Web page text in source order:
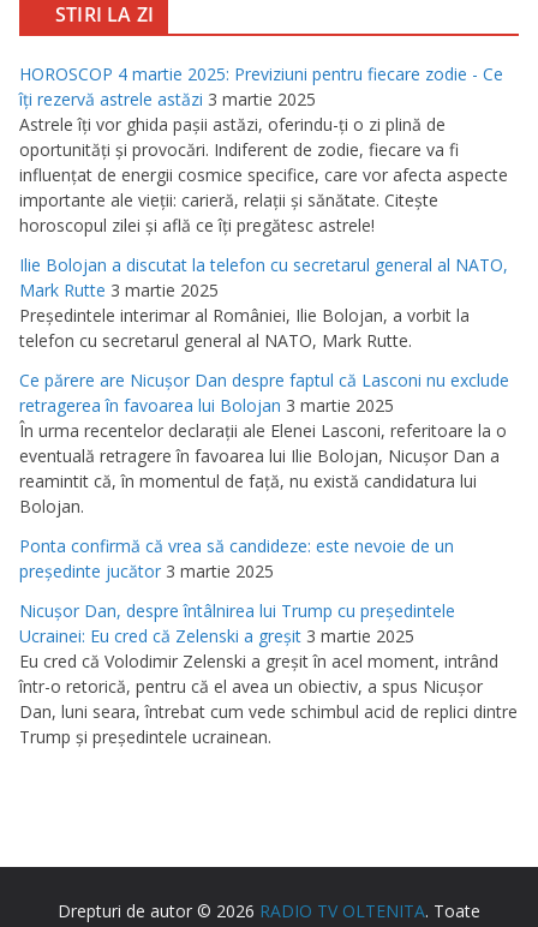
STIRI LA ZI
HOROSCOP 4 martie 2025: Previziuni pentru fiecare zodie - Ce
îţi rezervă astrele astăzi 3 martie 2025
Astrele îţi vor ghida paşii astăzi, oferindu-ţi o zi plină de
oportunităţi şi provocări. Indiferent de zodie, fiecare va fi
influenţat de energii cosmice specifice, care vor afecta aspecte
importante ale vieţii: carieră, relaţii şi sănătate. Citeşte
horoscopul zilei şi află ce îţi pregătesc astrele!
Ilie Bolojan a discutat la telefon cu secretarul general al NATO,
Mark Rutte 3 martie 2025
Preşedintele interimar al României, Ilie Bolojan, a vorbit la
telefon cu secretarul general al NATO, Mark Rutte.
Ce părere are Nicuşor Dan despre faptul că Lasconi nu exclude
retragerea în favoarea lui Bolojan 3 martie 2025
În urma recentelor declaraţii ale Elenei Lasconi, referitoare la o
eventuală retragere în favoarea lui Ilie Bolojan, Nicuşor Dan a
reamintit că, în momentul de faţă, nu există candidatura lui
Bolojan.
Ponta confirmă că vrea să candideze: este nevoie de un
preşedinte jucător 3 martie 2025
Nicuşor Dan, despre întâlnirea lui Trump cu preşedintele
Ucrainei: Eu cred că Zelenski a greşit 3 martie 2025
Eu cred că Volodimir Zelenski a greşit în acel moment, intrând
într-o retorică, pentru că el avea un obiectiv, a spus Nicuşor
Dan, luni seara, întrebat cum vede schimbul acid de replici dintre
Trump şi preşedintele ucrainean.
Drepturi de autor © 2026 RADIO TV OLTENITA. Toate